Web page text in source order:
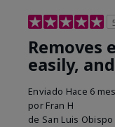
Removes
easily,
Enviado Hace 6
por Fran H
de San Luis Obispo